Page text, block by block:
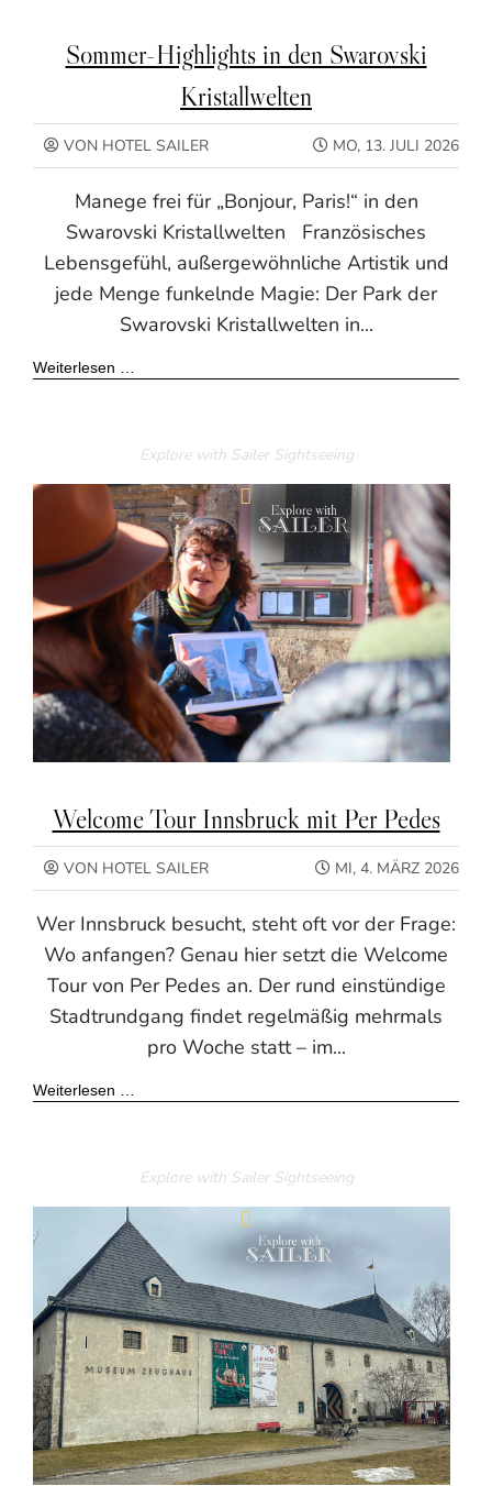
Sommer-Highlights in den Swarovski
Kristallwelten
MO, 13. JULI 2026
VON HOTEL SAILER
Manege frei für „Bonjour, Paris!“ in den
Swarovski Kristallwelten Französisches
Lebensgefühl, außergewöhnliche Artistik und
jede Menge funkelnde Magie: Der Park der
Swarovski Kristallwelten in...
Weiterlesen …
Explore with Sailer Sightseeing
Welcome Tour Innsbruck mit Per Pedes
MI, 4. MÄRZ 2026
VON HOTEL SAILER
Wer Innsbruck besucht, steht oft vor der Frage:
Wo anfangen? Genau hier setzt die Welcome
Tour von Per Pedes an. Der rund einstündige
Stadtrundgang findet regelmäßig mehrmals
pro Woche statt – im...
Weiterlesen …
Explore with Sailer Sightseeing